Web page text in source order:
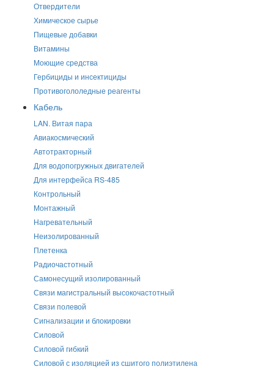
Отвердители
Химическое сырье
Пищевые добавки
Витамины
Моющие средства
Гербициды и инсектициды
Противогололедные реагенты
Кабель
LAN. Витая пара
Авиакосмический
Автотракторный
Для водопогружных двигателей
Для интерфейса RS-485
Контрольный
Монтажный
Нагревательный
Неизолированный
Плетенка
Радиочастотный
Самонесущий изолированный
Связи магистральный высокочастотный
Связи полевой
Сигнализации и блокировки
Силовой
Силовой гибкий
Силовой с изоляцией из сшитого полиэтилена